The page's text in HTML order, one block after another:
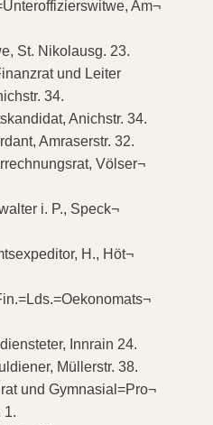
Am¬
St. Nikolausg. 23.
und Leiter
34.
Anichstr. 34.
Amraserstr. 32.
Völser¬
i. P., Speck¬
H., Höt¬
Innrain 24.
Müllerstr. 38.
und Gymnasial=Pro¬
1.